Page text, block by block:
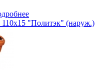
"Политэк" (наруж.)